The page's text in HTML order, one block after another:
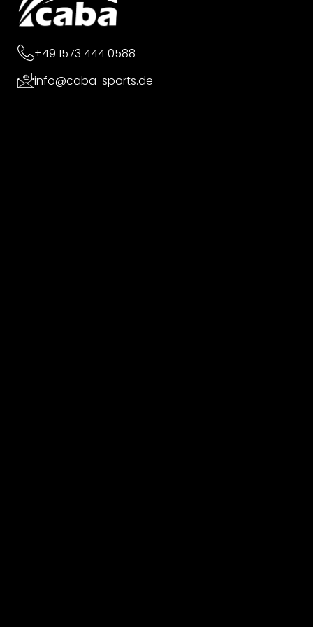
+49 1573 444 0588
info@caba-sports.de